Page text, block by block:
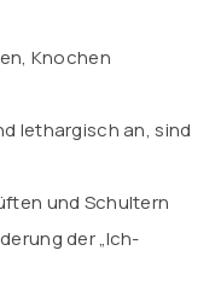
Knochen
lethargisch an, sind
und Schultern
der „Ich-